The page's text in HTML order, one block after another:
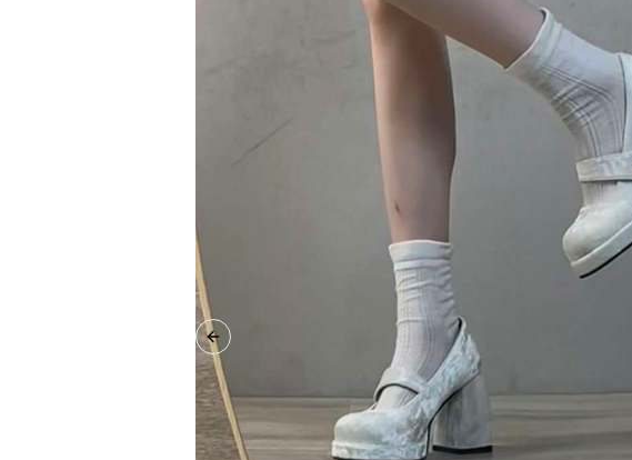
Previous slide